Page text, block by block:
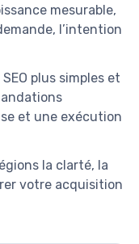
mesurable,
l’intention
plus simples et
et une exécution
la clarté, la
votre acquisition